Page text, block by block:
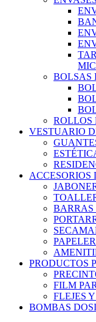
BOLSAS
ROLLOS
VESTUARIO
ACCESORIOS
BARRAS
PRODUCTOS
FILM
FLEJES
BOMBAS